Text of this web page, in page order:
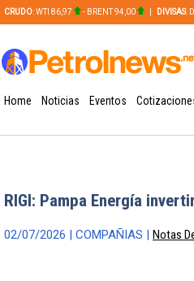
CRUDO: WTI 86,97 - BRENT 94,00 DIVISAS:
Home Noticias Eventos
RIGI: Pampa Energía
02/07/2026 | COMPAÑIAS | Notas